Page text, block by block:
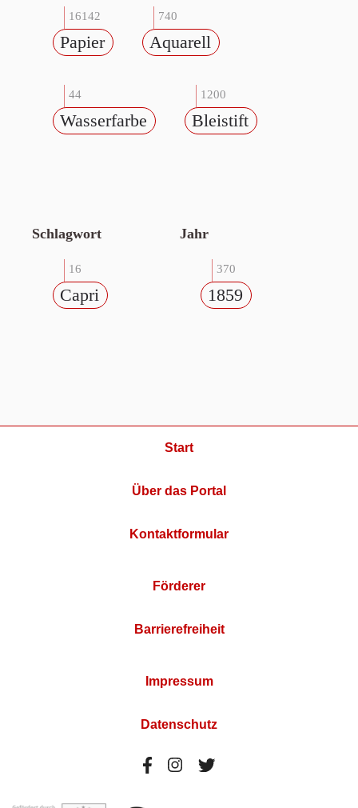
16142
Papier
740
Aquarell
44
Wasserfarbe
1200
Bleistift
Schlagwort
16
Capri
Jahr
370
1859
Start
Über das Portal
Kontaktformular
Förderer
Barrierefreiheit
Impressum
Datenschutz